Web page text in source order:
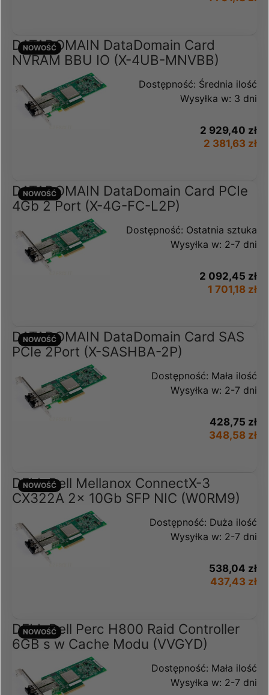
DATADOMAIN DataDomain Card
NVRAM BBU IO (X-4UB-MNVBB)
Dostępność: Średnia ilość
Wysyłka w: 3 dni
2 929,40 zł
2 381,63 zł
NOWOŚĆ
DATADOMAIN DataDomain Card PCIe
4Gb 2 Port (X-4G-FC-L2P)
Dostępność: Ostatnia sztuka
Wysyłka w: 2-7 dni
2 092,45 zł
1 701,18 zł
NOWOŚĆ
DATADOMAIN DataDomain Card SAS
PCIe 2Port (X-SASHBA-2P)
Dostępność: Mała ilość
Wysyłka w: 2-7 dni
428,75 zł
348,58 zł
NOWOŚĆ
DELL Dell Mellanox ConnectX-3
CX322A 2x 10Gb SFP NIC (W0RM9)
Dostępność: Duża ilość
Wysyłka w: 2-7 dni
538,04 zł
437,43 zł
NOWOŚĆ
DELL Dell Perc H800 Raid Controller
6GB s w Cache Modu (VVGYD)
Dostępność: Mała ilość
Wysyłka w: 2-7 dni
NOWOŚĆ